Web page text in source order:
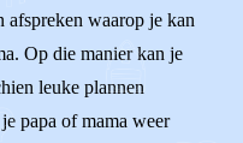
afspreken waarop je kan
Op die manier kan je
leuke plannen
papa of mama weer